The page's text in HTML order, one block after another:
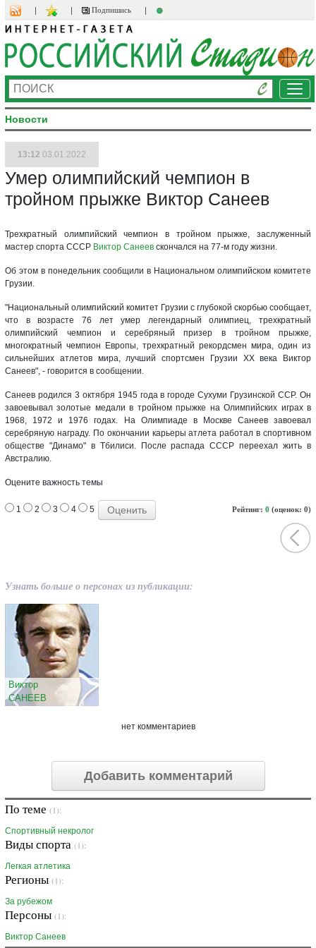
Подпишись
Новости
13:12 03.01.2022
Умер олимпийский чемпион в
тройном прыжке Виктор Санеев
Трехкратный олимпийский чемпион в тройном прыжке, заслуженный
мастер спорта СССР Виктор Санеев скончался на 77-м году жизни.
Об этом в понедельник сообщили в Национальном олимпийском комитете
Грузии.
"Национальный олимпийский комитет Грузии с глубокой скорбью сообщает,
что в возрасте 76 лет умер легендарный олимпиец, трехкратный
олимпийский чемпион и серебряный призер в тройном прыжке,
многократный чемпион Европы, трехкратный рекордсмен мира, один из
сильнейших атлетов мира, лучший спортсмен Грузии XX века Виктор
Санеев", - говорится в сообщении.
Санеев родился 3 октября 1945 года в городе Сухуми Грузинской ССР. Он
завоевывал золотые медали в тройном прыжке на Олимпийских играх в
1968, 1972 и 1976 годах. На Олимпиаде в Москве Санеев завоевал
серебряную награду. По окончании карьеры атлета работал в спортивном
обществе "Динамо" в Тбилиси. После распада СССР переехал жить в
Австралию.
Оцените важность темы
Рейтинг: 0 (оценок: 0)
1 2 3 4 5
Узнать больше о персонах из публикации:
Виктор
САНЕЕВ
нет комментариев
Добавить комментарий
По теме (1):
Спортивный некролог
Виды спорта (1):
Легкая атлетика
Регионы (1):
За рубежом
Персоны (1):
Виктор Санеев